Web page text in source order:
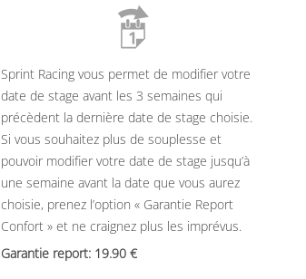
Sprint Racing vous permet de modifier votre
date de stage avant les 3 semaines qui
précèdent la dernière date de stage choisie.
Si vous souhaitez plus de souplesse et
pouvoir modifier votre date de stage jusqu’à
une semaine avant la date que vous aurez
choisie, prenez l’option « Garantie Report
Confort » et ne craignez plus les imprévus.
Garantie report: 19.90